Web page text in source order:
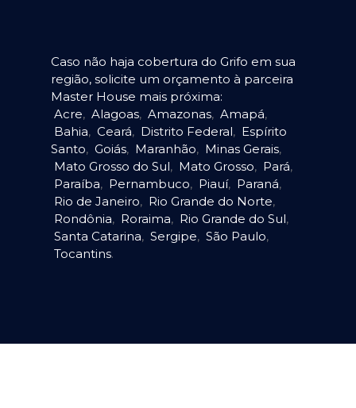
Caso não haja cobertura do Grifo em sua
região, solicite um orçamento à parceira
Master House mais próxima:
Acre, Alagoas, Amazonas, Amapá,
Bahia, Ceará, Distrito Federal, Espírito
Santo, Goiás, Maranhão, Minas Gerais,
Mato Grosso do Sul, Mato Grosso, Pará,
Paraíba, Pernambuco, Piauí, Paraná,
Rio de Janeiro, Rio Grande do Norte,
Rondônia, Roraima, Rio Grande do Sul,
Santa Catarina, Sergipe, São Paulo,
Tocantins.